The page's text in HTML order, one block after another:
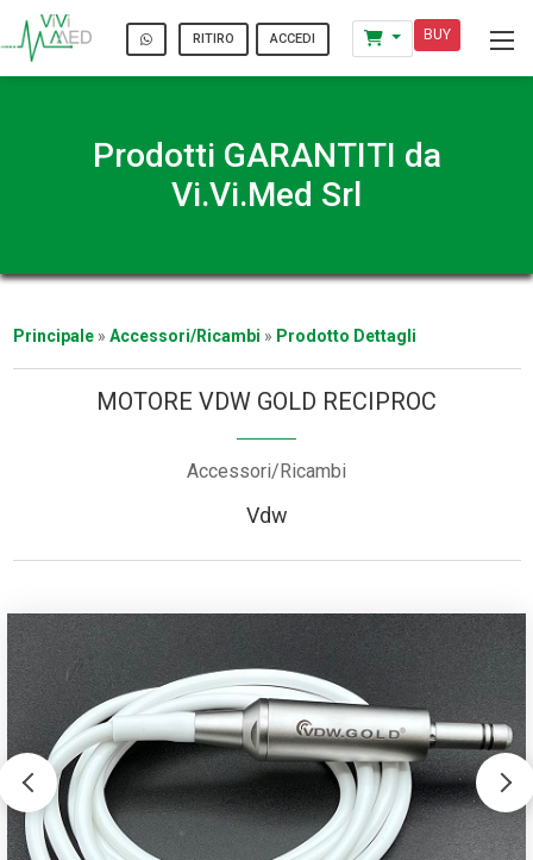
RITIRO ACCEDI BUY
Prodotti GARANTITI da
Vi.Vi.Med Srl
Principale» Accessori/Ricambi » Prodotto Dettagli
MOTORE VDW GOLD RECIPROC
Accessori/Ricambi
Vdw